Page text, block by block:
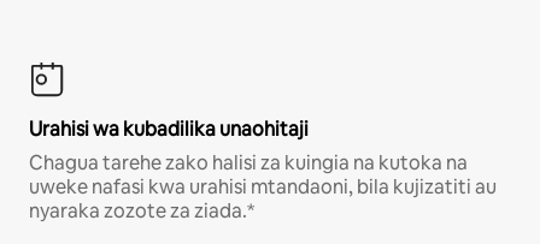
Urahisi wa kubadilika unaohitaji
Chagua tarehe zako halisi za kuingia na kutoka na
uweke nafasi kwa urahisi mtandaoni, bila kujizatiti au
nyaraka zozote za ziada.*